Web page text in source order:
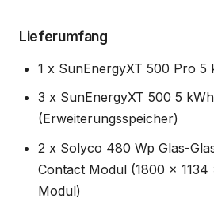
Lieferumfang
1 x SunEnergyXT 500 Pro 5
3 x SunEnergyXT 500 5 kWh
(Erweiterungsspeicher)
2 x Solyco 480 Wp Glas-
Contact Modul (1800 x
Modul)